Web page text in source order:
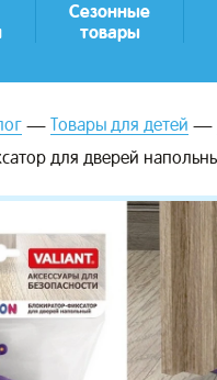
Сезонные
товары
Товары для детей
для дверей